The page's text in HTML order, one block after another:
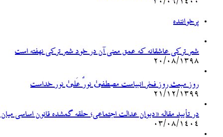
پرخواننده
شعر ترکی عاشقانه که عمق معنی آن در خود شعر ترکی نهفته است
۲۰/۰۸/۱۳۹۸
روز مبعث روز فخر انبیاست مصطفیٰ نورٌ عَلیٰ نور خداست
۲۱/۱۲/۱۳۹۹
در تأیید مقاله «دیوان عدالت اجتماعی؛ حلقه گمشده قانون اساسی
۰۳/۰۸/۱۴۰۴